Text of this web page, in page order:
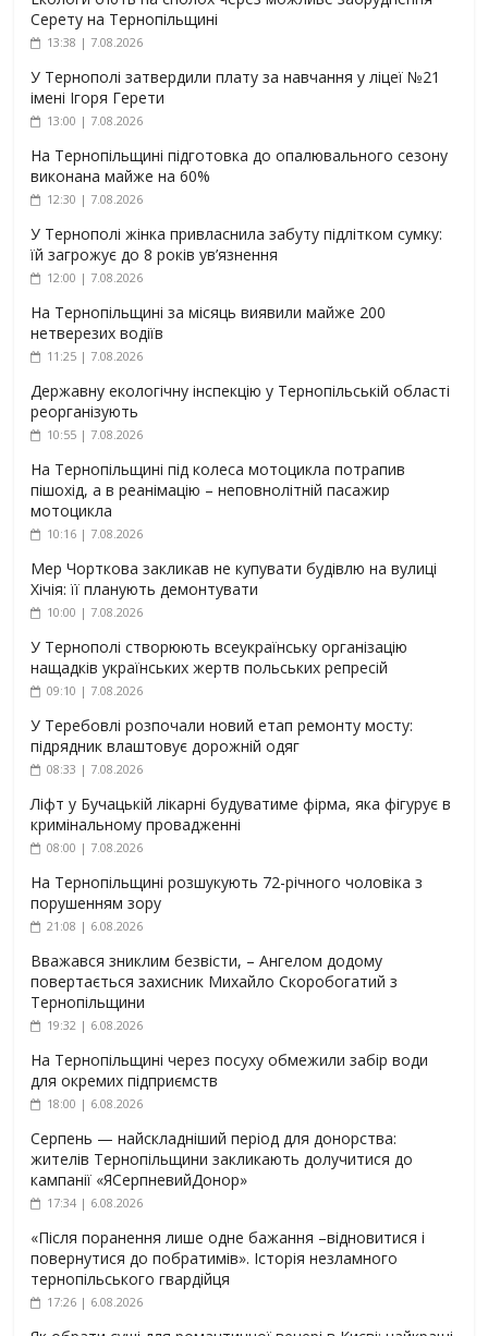
Серету на Тернопільщині
13:38 | 7.08.2026
У Тернополі затвердили плату за навчання у ліцеї №21
імені Ігоря Герети
13:00 | 7.08.2026
На Тернопільщині підготовка до опалювального сезону
виконана майже на 60%
12:30 | 7.08.2026
У Тернополі жінка привласнила забуту підлітком сумку:
їй загрожує до 8 років ув’язнення
12:00 | 7.08.2026
На Тернопільщині за місяць виявили майже 200
нетверезих водіїв
11:25 | 7.08.2026
Державну екологічну інспекцію у Тернопільській області
реорганізують
10:55 | 7.08.2026
На Тернопільщині під колеса мотоцикла потрапив
пішохід, а в реанімацію – неповнолітній пасажир
мотоцикла
10:16 | 7.08.2026
Мер Чорткова закликав не купувати будівлю на вулиці
Хічія: її планують демонтувати
10:00 | 7.08.2026
У Тернополі створюють всеукраїнську організацію
нащадків українських жертв польських репресій
09:10 | 7.08.2026
У Теребовлі розпочали новий етап ремонту мосту:
підрядник влаштовує дорожній одяг
08:33 | 7.08.2026
Ліфт у Бучацькій лікарні будуватиме фірма, яка фігурує в
кримінальному провадженні
08:00 | 7.08.2026
На Тернопільщині розшукують 72-річного чоловіка з
порушенням зору
21:08 | 6.08.2026
Вважався зниклим безвісти, – Ангелом додому
повертається захисник Михайло Скоробогатий з
Тернопільщини
19:32 | 6.08.2026
На Тернопільщині через посуху обмежили забір води
для окремих підприємств
18:00 | 6.08.2026
Серпень — найскладніший період для донорства:
жителів Тернопільщини закликають долучитися до
кампанії «ЯСерпневийДонор»
17:34 | 6.08.2026
«Після поранення лише одне бажання –відновитися і
повернутися до побратимів». Історія незламного
тернопільського гвардійця
17:26 | 6.08.2026